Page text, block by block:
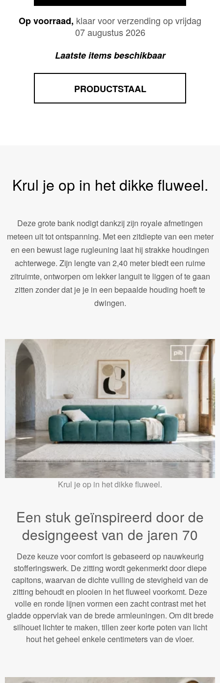
Op voorraad, klaar voor verzending op vrijdag
07 augustus 2026
Laatste items beschikbaar
PRODUCTSTAAL
Krul je op in het dikke fluweel.
Deze grote bank nodigt dankzij zijn royale afmetingen
meteen uit tot ontspanning. Met een zitdiepte van een meter
en een bewust lage rugleuning laat hij strakke houdingen
achterwege. Zijn lengte van 2,40 meter biedt een ruime
zitruimte, ontworpen om lekker languit te liggen of te gaan
zitten zonder dat je je in een bepaalde houding hoeft te
dwingen.
Krul je op in het dikke fluweel.
Een stuk geïnspireerd door de
designgeest van de jaren 70
Deze keuze voor comfort is gebaseerd op nauwkeurig
stofferingswerk. De zitting wordt gekenmerkt door diepe
capitons, waarvan de dichte vulling de stevigheid van de
zitting behoudt en plooien in het fluweel voorkomt. Deze
volle en ronde lijnen vormen een zacht contrast met het
gladde oppervlak van de brede armleuningen. Om dit brede
silhouet lichter te maken, tillen zeer korte poten van licht
hout het geheel enkele centimeters van de vloer.